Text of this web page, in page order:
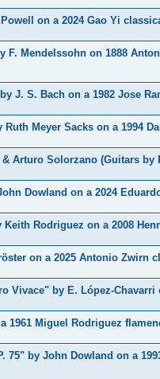
on a 2024 Gao Yi
Mendelssohn on 1888
J. S. Bach on a 1982 Jose
Meyer Sacks on a 1994
Arturo Solorzano (Guitars by
Dowland on a 2024
Rodriguez on a 2008
on a 2025 Antonio Zwirn
by E. López-Chavarri
1961 Miguel Rodriguez
75" by John Dowland on a